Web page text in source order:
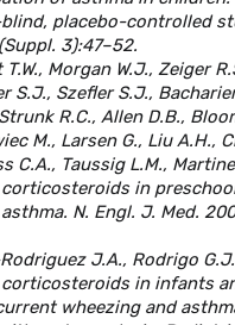
placebo-controlled
3):47–52.
Morgan W.J., Zeiger
S.J., Szefler S.J.,
R.C., Allen D.B.,
M., Larsen G., Liu A.H.,
C.A., Taussig L.M.,
in
N. Engl. J. Med.
J.A., Rodrigo
in infants
wheezing and